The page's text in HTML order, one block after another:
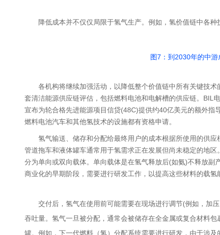
降低成本并不仅仅局限于氢气生产。例如，氢价值链中各种
图7：到2030年的中
各机构将继续加强活动，以降低整个价值链中所有关键技
套清洁能源供应链评估，包括燃料电池和电解槽的供应链。BIL
宣布为轮合格先进能源项目信贷(48C)提供约40亿美元的额外
燃料电池汽车和其他氢技术的设施都有资格申请。
氢气输送、储存和分配给最终用户的成本根据所使用的供
管道拖车和液体罐车通常用于氢需求正在发展但尚未稳定的地
分为单向或双向载体。单向载体是在氢气释放后(如氨)不释放
商业化的早期阶段，需要进行研发工作，以提高这些材料的载
交付后，氢气在使用前可能需要在现场进行调节(例如，加
吞吐量。氢气一旦被分配，通常会被储存在全金属或复合材料
罐。例如，下一代燃料（氢）分配系统需要进行研发，由于涉